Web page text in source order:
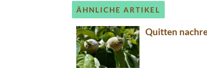
ÄHNLICHE ARTIKEL
Quitten